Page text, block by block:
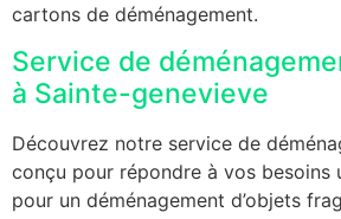
cartons de déménagement.
Service de
à Sainte-genevieve
Découvrez notre service de
conçu pour répondre à vos besoins
pour un déménagement d’objets